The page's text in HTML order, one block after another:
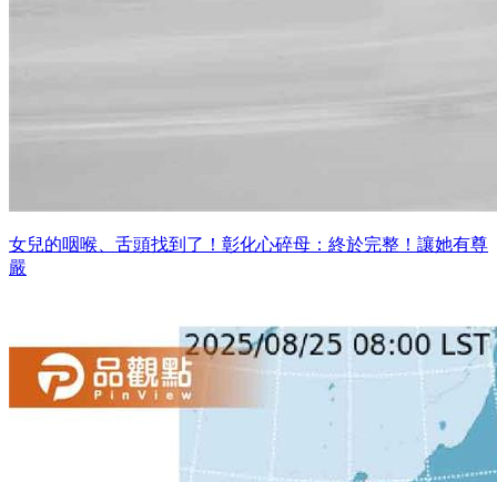
女兒的咽喉、舌頭找到了！彰化心碎母：終於完整！讓她有尊
嚴